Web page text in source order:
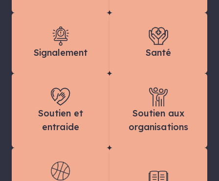
Signalement Santé
Soutien et
entraide
Soutien aux
organisations